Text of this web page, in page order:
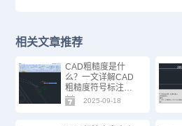
相关文章推荐
CAD粗糙度是什
么？一文详解CAD
粗糙度符号标注技
巧 CAD粗糙度是什
么？
2025-09-18